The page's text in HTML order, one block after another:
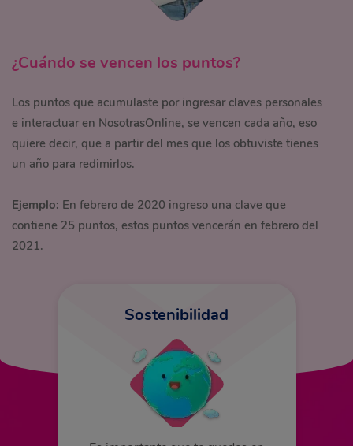
¿Cuándo se vencen los puntos?
Los puntos que acumulaste por ingresar claves personales
e interactuar en NosotrasOnline, se vencen cada año, eso
quiere decir, que a partir del mes que los obtuviste tienes
un año para redimirlos.
Ejemplo: En febrero de 2020 ingreso una clave que
contiene 25 puntos, estos puntos vencerán en febrero del
2021.
Sostenibilidad